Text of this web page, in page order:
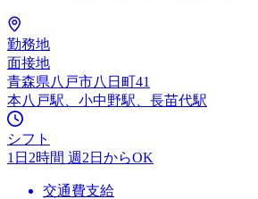
勤務地
面接地
青森県八戸市八日町41
本八戸駅、小中野駅、長苗代駅
シフト
1日2時間 週2日からOK
交通費支給